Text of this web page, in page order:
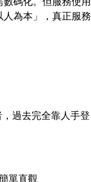
為本」，真正服務
過去完全靠人手登
單直觀